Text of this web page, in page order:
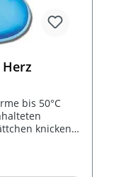
bis 50°C
knicken.
mal